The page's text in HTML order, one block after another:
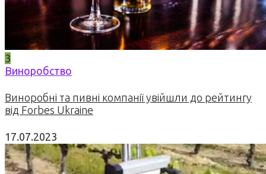
3
Виноробство
Виноробні та пивні компанії увійшли до рейтингу
від Forbes Ukraine
17.07.2023